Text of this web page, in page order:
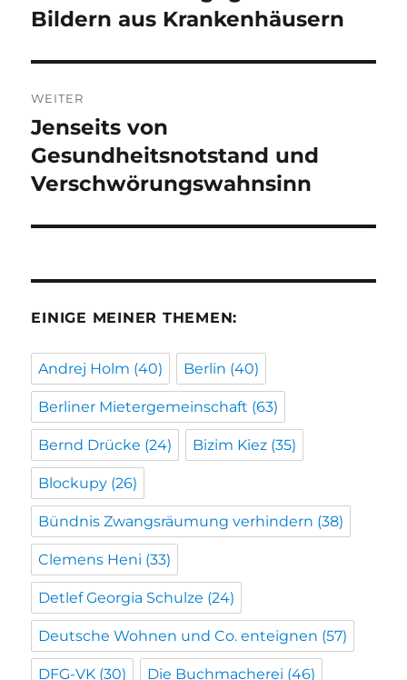
Beitrag:
Bildern aus Krankenhäusern
WEITER
Nächster
Beitrag:
Jenseits von
Gesundheitsnotstand und
Verschwörungswahnsinn
EINIGE MEINER THEMEN:
Andrej Holm (40) Berlin (40)
Berliner Mietergemeinschaft (63)
Bernd Drücke (24) Bizim Kiez (35)
Blockupy (26)
Bündnis Zwangsräumung verhindern (38)
Clemens Heni (33)
Detlef Georgia Schulze (24)
Deutsche Wohnen und Co. enteignen (57)
DFG-VK (30) Die Buchmacherei (46)